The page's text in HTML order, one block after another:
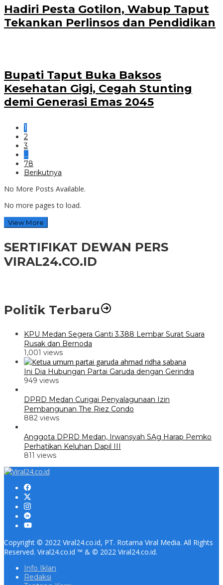
Hadiri Pesta Gotilon, Wabup Taput
Tekankan Perlinsos dan Pendidikan
Bupati Taput Buka Baksos
Kesehatan Gigi, Cegah Stunting
demi Generasi Emas 2045
1
2
3
…
78
Berikutnya
No More Posts Available.
No more pages to load.
View More
SERTIFIKAT DEWAN PERS
VIRAL24.CO.ID
Politik Terbaru
KPU Medan Segera Ganti 3.388 Lembar Surat Suara
Rusak dan Bernoda
1,001 views
Ini Dia Hubungan Partai Garuda dengan Gerindra
949 views
DPRD Medan Curigai Penyalagunaan Izin
Pembangunan The Riez Condo
882 views
Anggota DPRD Medan, Irwansyah SAg Harap Pemko
Perhatikan Keluhan Dapil III
811 views
Copyright © 2022 Viral24.co.id, PT. Rotama Viral Media. All Rights
Reserved. Viral24.co.id ™ & © 2022 Viral24.co.id.
Info Iklan
Redaksi